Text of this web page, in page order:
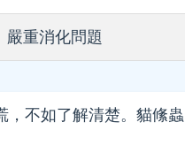
嚴重消化問題
，不如了解清楚。貓絛蟲